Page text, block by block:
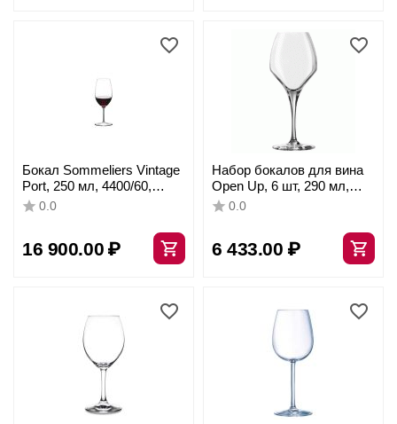
Бокал Sommeliers Vintage
Port, 250 мл, 4400/60,
Riedel
0.0
16 900.00 ₽
Набор бокалов для вина
Open Up, 6 шт, 290 мл,
D34/80 мм, H191 мм,
0.0
6 433.00 ₽